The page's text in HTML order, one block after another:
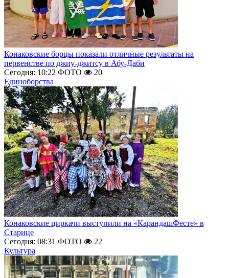
Конаковские борцы показали отличные результаты на
первенстве по джиу-джитсу в Абу-Даби
Сегодня: 10:22 ФОТО
20
Единоборства
Конаковские циркачи выступили на «КарандашФесте» в
Старице
Сегодня: 08:31 ФОТО
22
Культура